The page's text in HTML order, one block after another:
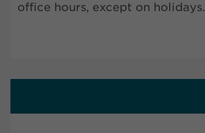
office hours, except on holidays.